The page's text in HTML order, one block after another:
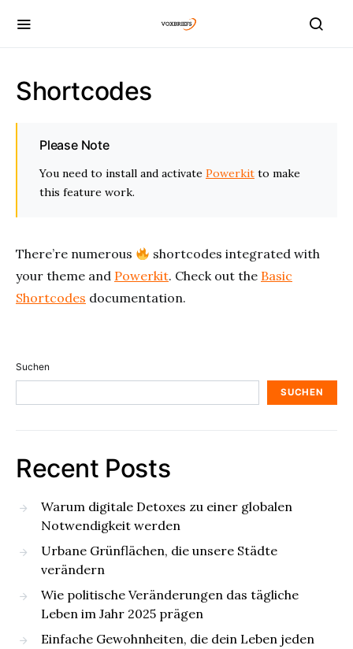
Shortcodes
Please Note
You need to install and activate Powerkit to make
this feature work.
There’re numerous
shortcodes integrated with
your theme and Powerkit. Check out the Basic
Shortcodes documentation.
Suchen
SUCHEN
Recent Posts
Warum digitale Detoxes zu einer globalen
Notwendigkeit werden
Urbane Grünflächen, die unsere Städte
verändern
Wie politische Veränderungen das tägliche
Leben im Jahr 2025 prägen
Einfache Gewohnheiten, die dein Leben jeden